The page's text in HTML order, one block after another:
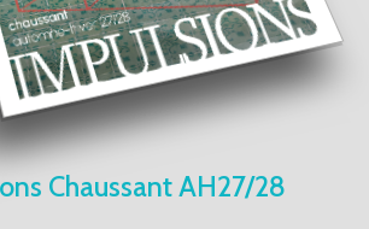
Chaussant AH27/28